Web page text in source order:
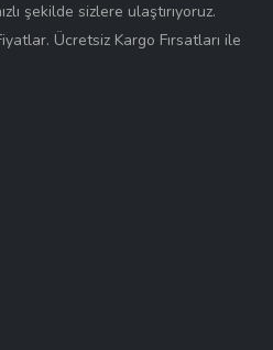
şekilde sizlere ulaştırıyoruz.
Ücretsiz Kargo Fırsatları ile